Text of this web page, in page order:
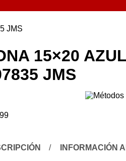
JMS
15×20
JMS
INFORMACIÓN